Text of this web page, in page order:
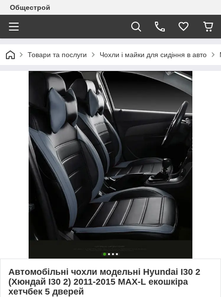
Общестрой
Товари та послуги Чохли і майки для сидіння в авто
Автомобільні чохли модельні Hyundai I30 2
(Хюндай І30 2) 2011-2015 MAX-L екошкіра
хетчбек 5 дверей